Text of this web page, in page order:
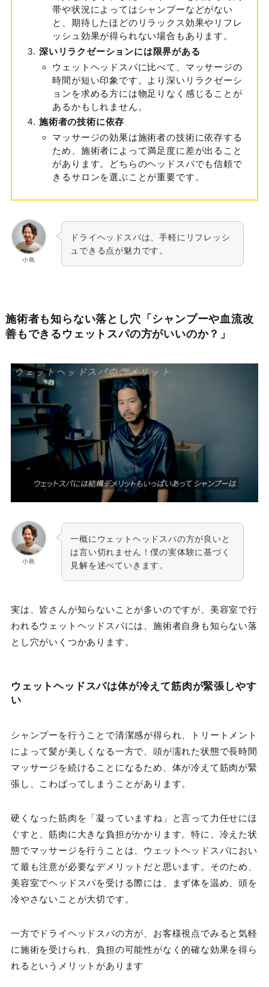
帯や状況によってはシャンプーなどがない
と、期待したほどのリラックス効果やリフレ
ッシュ効果が得られない場合もあります。
深いリラクゼーションには限界がある
ウェットヘッドスパに比べて、マッサージの
時間が短い印象です。より深いリラクゼーシ
ョンを求める方には物足りなく感じることが
あるかもしれません。
施術者の技術に依存
マッサージの効果は施術者の技術に依存する
ため、施術者によって満足度に差が出ること
があります。どちらのヘッドスパでも信頼で
きるサロンを選ぶことが重要です。
小島
ドライヘッドスパは、手軽にリフレッシ
ュできる点が魅力です。
施術者も知らない落とし穴「シャンプーや血流改
善もできるウェットスパの方がいいのか？」
小島
一概にウェットヘッドスパの方が良いと
は言い切れません！僕の実体験に基づく
見解を述べていきます。
実は、皆さんが知らないことが多いのですが、美容室で行
われるウェットヘッドスパには、施術者自身も知らない落
とし穴がいくつかあります。
ウェットヘッドスパは体が冷えて筋肉が緊張しやす
い
シャンプーを行うことで清潔感が得られ、トリートメント
によって髪が美しくなる一方で、頭が濡れた状態で長時間
マッサージを続けることになるため、体が冷えて筋肉が緊
張し、こわばってしまうことがあります。
硬くなった筋肉を「凝っていますね」と言って力任せにほ
ぐすと、筋肉に大きな負担がかかります。特に、冷えた状
態でマッサージを行うことは、ウェットヘッドスパにおい
て最も注意が必要なデメリットだと思います。そのため、
美容室でヘッドスパを受ける際には、まず体を温め、頭を
冷やさないことが大切です。
一方でドライヘッドスパの方が、お客様視点でみると気軽
に施術を受けられ、負担の可能性がなく的確な効果を得ら
れるというメリットがあります